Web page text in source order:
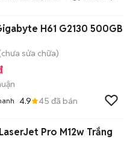
H61 G2130 500GB
sửa chữa)
4.9 45 đã bán
Pro M12w Trắng